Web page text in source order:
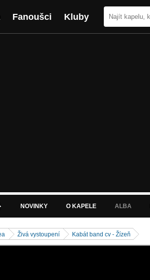
Fanoušci Kluby
NOVINKY O KAPELE ALBA
Živá vystoupení Kabát band cv - Žízeň